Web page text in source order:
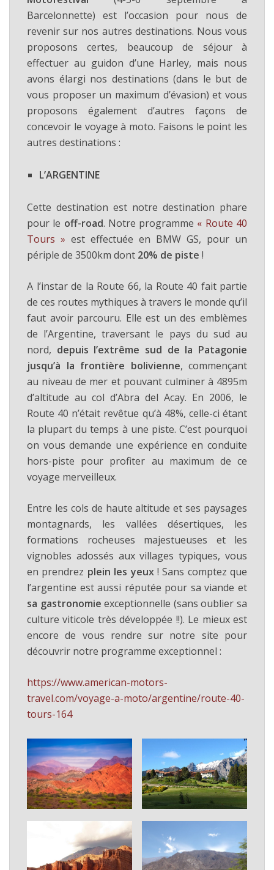
Barcelonnette) est l’occasion pour nous de
revenir sur nos autres destinations. Nous vous
proposons certes, beaucoup de séjour à
effectuer au guidon d’une Harley, mais nous
avons élargi nos destinations (dans le but de
vous proposer un maximum d’évasion) et vous
proposons également d’autres façons de
concevoir le voyage à moto. Faisons le point les
autres destinations :
L’ARGENTINE
Cette destination est notre destination phare
pour le off-road. Notre programme « Route 40
Tours » est effectuée en BMW GS, pour un
périple de 3500km dont 20% de piste !
A l’instar de la Route 66, la Route 40 fait partie
de ces routes mythiques à travers le monde qu’il
faut avoir parcouru. Elle est un des emblèmes
de l’Argentine, traversant le pays du sud au
nord, depuis l’extrême sud de la Patagonie
jusqu’à la frontière bolivienne, commençant
au niveau de mer et pouvant culminer à 4895m
d’altitude au col d’Abra del Acay. En 2006, le
Route 40 n’était revêtue qu’à 48%, celle-ci étant
la plupart du temps à une piste. C’est pourquoi
on vous demande une expérience en conduite
hors-piste pour profiter au maximum de ce
voyage merveilleux.
Entre les cols de haute altitude et ses paysages
montagnards, les vallées désertiques, les
formations rocheuses majestueuses et les
vignobles adossés aux villages typiques, vous
en prendrez plein les yeux! Sans comptez que
l’argentine est aussi réputée pour sa viande et
sa gastronomieexceptionnelle (sans oublier sa
culture viticole très développée !!). Le mieux est
encore de vous rendre sur notre site pour
découvrir notre programme exceptionnel :
https://www.american-motors-
travel.com/voyage-a-moto/argentine/route-40-
tours-164